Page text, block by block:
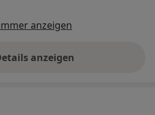
anzeigen
anzeigen
über die Adresse